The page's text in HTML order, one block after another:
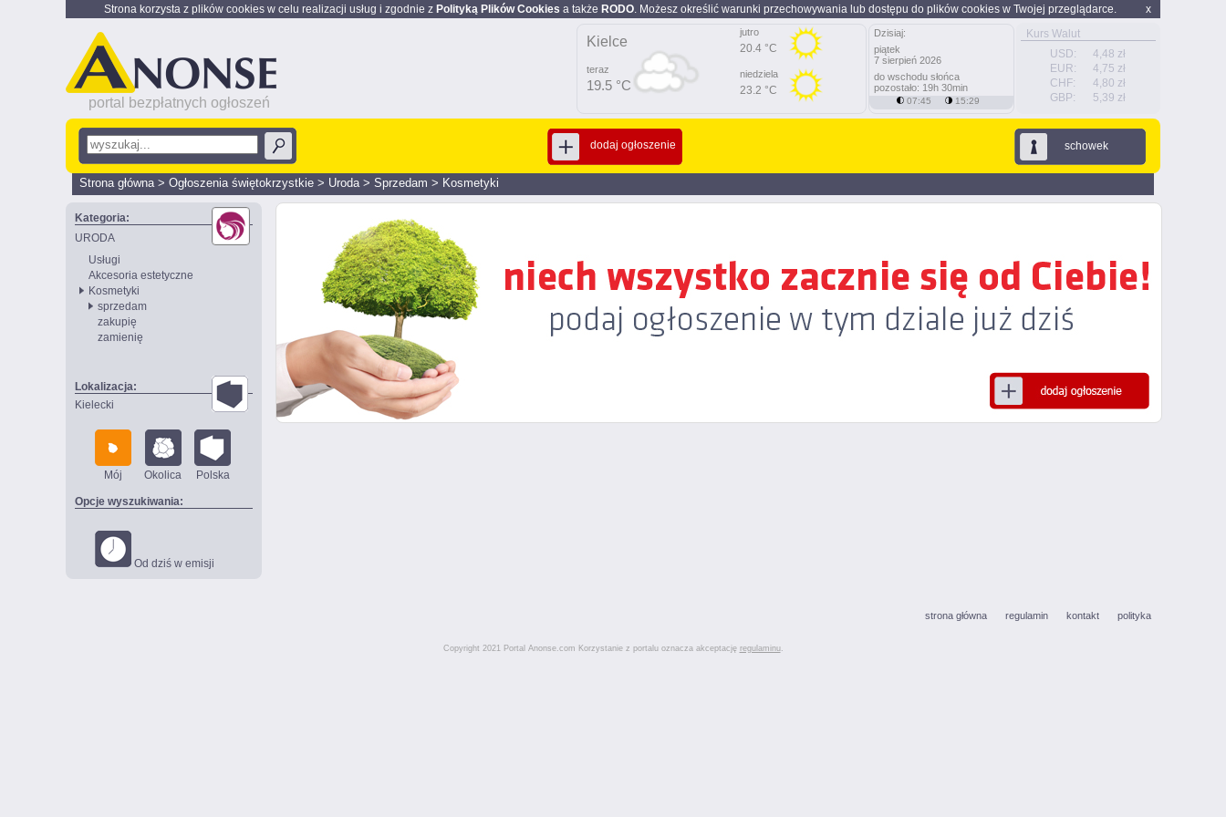
x
Strona korzysta z plików cookies w celu realizacji usług i zgodnie z Polityką Plików Cookies a także RODO. Możesz określić warunki przechowywania lub dostępu do plików cookies w Twojej przeglądarce.
portal bezpłatnych ogłoszeń
Kurs Walut
USD:
4,48 zł
EUR:
4,75 zł
CHF:
4,80 zł
GBP:
5,39 zł
Kielce
teraz
19.5 °C
jutro
20.4 °C
niedziela
23.2 °C
Dzisiaj:
piątek
7 sierpień 2026
do wschodu słońca
pozostało: 19h 30min
07:45 15:29
schowek
dodaj ogłoszenie
Strona główna> Ogłoszenia świętokrzystkie > Uroda> Sprzedam > Kosmetyki
Kategoria:
URODA
Usługi
Akcesoria estetyczne
Kosmetyki
sprzedam
zakupię
zamienię
Lokalizacja:
Kielecki
Mój Okolica Polska
Opcje wyszukiwania:
Od dziś w emisji
strona główna regulamin kontakt polityka
Copyright 2021 Portal Anonse.com Korzystanie z portalu oznacza akceptację regulaminu.